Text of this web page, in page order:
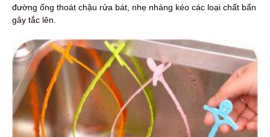
đường ống thoát chậu rửa bát, nhẹ nhàng kéo các loại chất bẩn
gây tắc lên.